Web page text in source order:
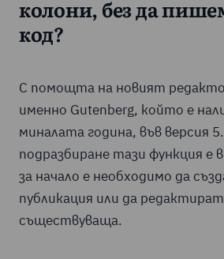
колони, без да
код?
С помощта на новият
именно Gutenberg, който е
миналата година, във версия
подразбиране тази функция е
за начало е необходимо да
публикация или да
съществуваща.